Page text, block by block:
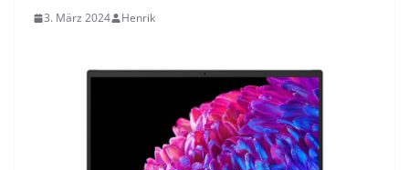
3. März 2024 Henrik